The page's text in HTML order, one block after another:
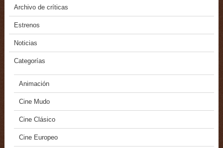
Archivo de críticas
Estrenos
Noticias
Categorías
Animación
Cine Mudo
Cine Clásico
Cine Europeo